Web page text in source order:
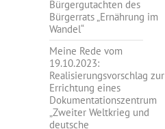
Bürgergutachten des
Bürgerrats „Ernährung im
Wandel“
Meine Rede vom
19.10.2023:
Realisierungsvorschlag zur
Errichtung eines
Dokumentationszentrum
„Zweiter Weltkrieg und
deutsche